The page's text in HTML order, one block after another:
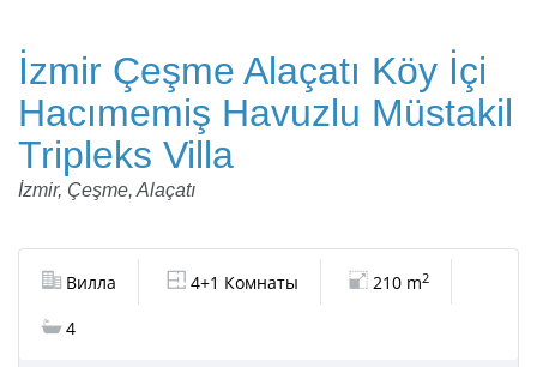
İzmir Çeşme Alaçatı Köy İçi
Hacımemiş Havuzlu Müstakil
Tripleks Villa
İzmir, Çeşme, Alaçatı
Вилла 4+1 Комнаты 210 m2
4